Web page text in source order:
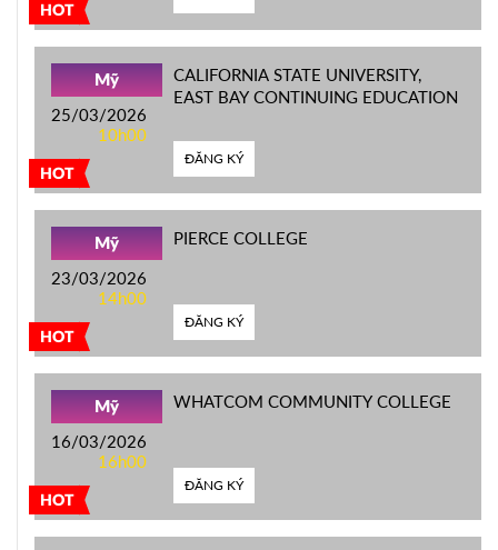
HOT
HOT
Mỹ
25/03/2026
10h00
CALIFORNIA STATE UNIVERSITY,
EAST BAY CONTINUING EDUCATION
ĐĂNG KÝ
HOT
Mỹ
23/03/2026
14h00
PIERCE COLLEGE
ĐĂNG KÝ
HOT
Mỹ
16/03/2026
16h00
WHATCOM COMMUNITY COLLEGE
ĐĂNG KÝ